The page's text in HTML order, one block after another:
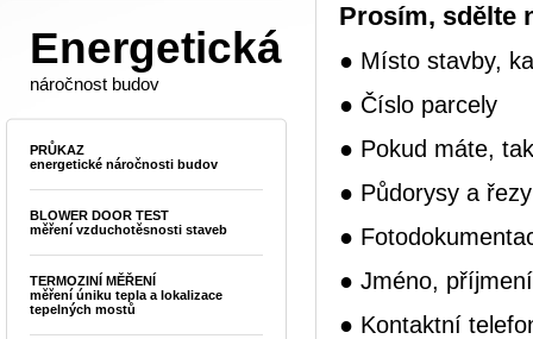
Prosím, sdělte
● Místo stavby,
● Číslo parcely
● Pokud máte,
● Půdorysy a
●
● Jméno,
● Kontaktní
Energetická
náročnost budov
PRŮKAZ
energetické náročnosti budov
BLOWER DOOR TEST
měření vzduchotěsnosti staveb
TERMOZINÍ MĚŘENÍ
měření úniku tepla a lokalizace
tepelných mostů